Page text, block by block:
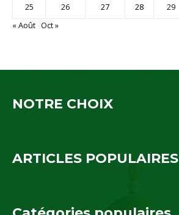
25 26 27 28 29
« Août Oct »
NOTRE CHOIX
ARTICLES POPULAIRES